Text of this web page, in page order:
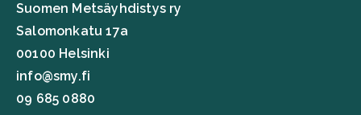
Suomen Metsäyhdistys ry
Salomonkatu 17a
00100 Helsinki
info@smy.fi
09 685 0880